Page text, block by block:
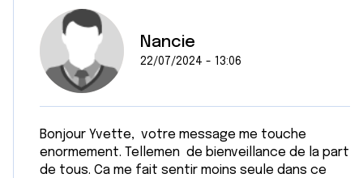
Nancie
22/07/2024 - 13:06
Bonjour Yvette, votre message me touche
enormement. Tellemen de bienveillance de la part
de tous. Ca me fait sentir moins seule dans ce